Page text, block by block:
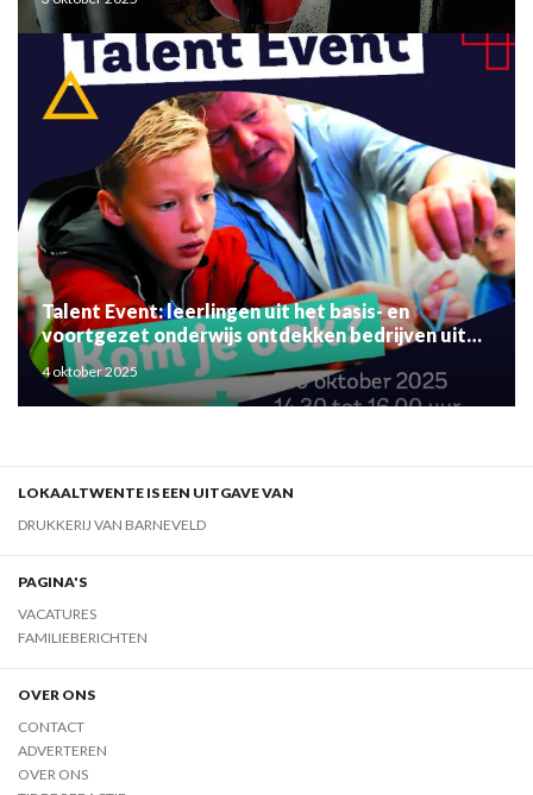
Talent Event: leerlingen uit het basis- en
voortgezet onderwijs ontdekken bedrijven uit
de regio
4 oktober 2025
LOKAALTWENTE IS EEN UITGAVE VAN
DRUKKERIJ VAN BARNEVELD
PAGINA'S
VACATURES
FAMILIEBERICHTEN
OVER ONS
CONTACT
ADVERTEREN
OVER ONS